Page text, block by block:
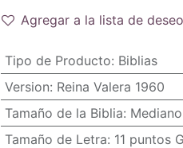
Agregar a la lista de
Tipo de Producto: Biblias
Version: Reina Valera 1960
Tamaño de la Biblia:
Tamaño de Letra: 11 puntos